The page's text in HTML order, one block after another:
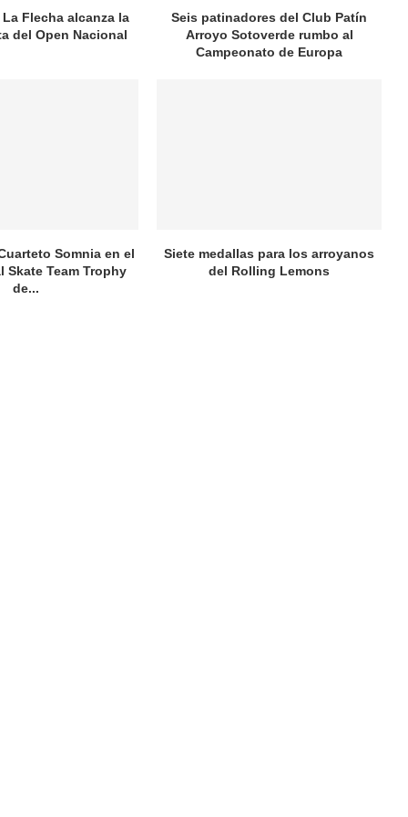
Flecha alcanza la
del Open Nacional
Seis patinadores del Club Patín
Arroyo Sotoverde rumbo al
Campeonato de Europa
Somnia en el
Skate Team Trophy
de...
Siete medallas para los arroyanos
del Rolling Lemons